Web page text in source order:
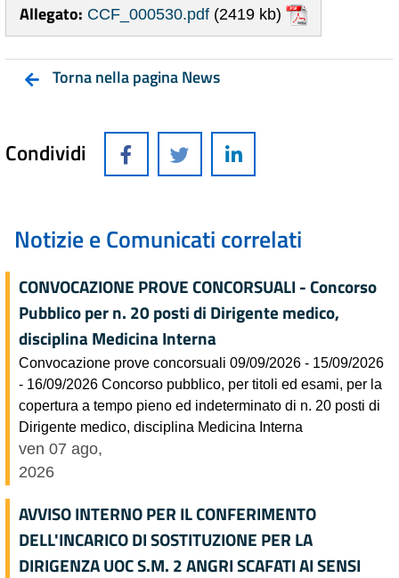
Allegato: CCF_000530.pdf (2419 kb)
Torna nella pagina News
Condividi
Notizie e Comunicati correlati
CONVOCAZIONE PROVE CONCORSUALI - Concorso
Pubblico per n. 20 posti di Dirigente medico,
disciplina Medicina Interna
Convocazione prove concorsuali 09/09/2026 - 15/09/2026
- 16/09/2026 Concorso pubblico, per titoli ed esami, per la
copertura a tempo pieno ed indeterminato di n. 20 posti di
Dirigente medico, disciplina Medicina Interna
ven 07 ago,
2026
AVVISO INTERNO PER IL CONFERIMENTO
DELL'INCARICO DI SOSTITUZIONE PER LA
DIRIGENZA UOC S.M. 2 ANGRI SCAFATI AI SENSI